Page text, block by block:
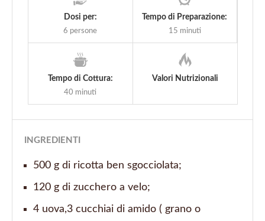
Dosi per:
6 persone
Tempo di Preparazione:
15 minuti
Tempo di Cottura:
40 minuti
Valori Nutrizionali
INGREDIENTI
500 g di ricotta ben sgocciolata;
120 g di zucchero a velo;
4 uova,3 cucchiai di amido ( grano o